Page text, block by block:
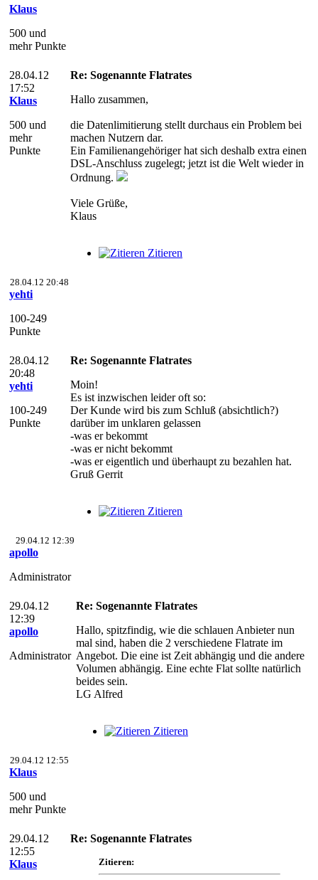
Klaus
500 und
mehr Punkte
28.04.12
17:52
Klaus
500 und
mehr
Punkte
Re: Sogenannte Flatrates
Hallo zusammen,
die Datenlimitierung stellt durchaus ein Problem bei
machen Nutzern dar.
Ein Familienangehöriger hat sich deshalb extra einen
DSL-Anschluss zugelegt; jetzt ist die Welt wieder in
Ordnung.
Viele Grüße,
Klaus
Zitieren
28.04.12 20:48
yehti
100-249
Punkte
28.04.12
20:48
yehti
100-249
Punkte
Re: Sogenannte Flatrates
Moin!
Es ist inzwischen leider oft so:
Der Kunde wird bis zum Schluß (absichtlich?)
darüber im unklaren gelassen
-was er bekommt
-was er nicht bekommt
-was er eigentlich und überhaupt zu bezahlen hat.
Gruß Gerrit
Zitieren
29.04.12 12:39
apollo
Administrator
29.04.12
12:39
apollo
Administrator
Re: Sogenannte Flatrates
Hallo, spitzfindig, wie die schlauen Anbieter nun
mal sind, haben die 2 verschiedene Flatrate im
Angebot. Die eine ist Zeit abhängig und die andere
Volumen abhängig. Eine echte Flat sollte natürlich
beides sein.
LG Alfred
Zitieren
29.04.12 12:55
Klaus
500 und
mehr Punkte
29.04.12
12:55
Klaus
Re: Sogenannte Flatrates
Zitieren: